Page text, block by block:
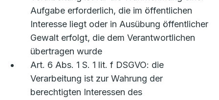
Aufgabe erforderlich, die im öffentlichen
Interesse liegt oder in Ausübung öffentlicher
Gewalt erfolgt, die dem Verantwortlichen
übertragen wurde
Art. 6 Abs. 1 S. 1 lit. f DSGVO: die
Verarbeitung ist zur Wahrung der
berechtigten Interessen des